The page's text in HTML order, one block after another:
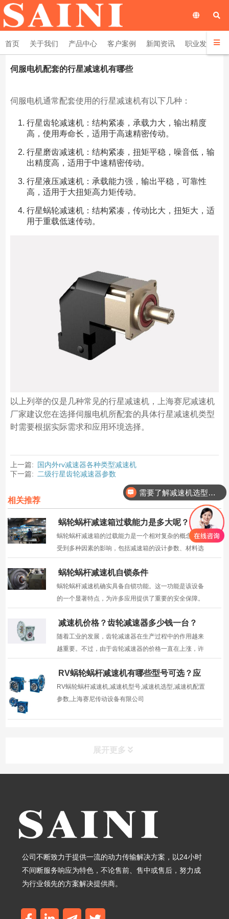
首页 关于我们 产品中心 客户案例 新闻资讯 职业发展
伺服电机配套的行星减速机有哪些
伺服电机通常配套使用的行星减速机有以下几种：
行星齿轮减速机：结构紧凑，承载力大，输出精度
高，使用寿命长，适用于高速精密传动。
行星磨齿减速机：结构紧凑，扭矩平稳，噪音低，输
出精度高，适用于中速精密传动。
行星液压减速机：承载能力强，输出平稳，可靠性
高，适用于大扭矩高力矩传动。
行星蜗轮减速机：结构紧凑，传动比大，扭矩大，适
用于重载低速传动。
以上列举的仅是几种常见的行星减速机，上海赛尼减速机
厂家建议您在选择伺服电机所配套的具体行星减速机类型
时需要根据实际需求和应用环境选择。
上一篇:
国内外rv减速器各种类型减速机
下一篇:
二级行星齿轮减速器参数
相关推荐
蜗轮蜗杆减速箱过载能力是多大呢？
蜗轮蜗杆减速箱的过载能力是一个相对复杂的概念，它
受到多种因素的影响，包括减速箱的设计参数、材料选
给出一个固定的过载能力数值。
蜗轮蜗杆减速机自锁条件
蜗轮蜗杆减速机确实具备自锁功能。这一功能是该设备
的一个显著特点，为许多应用提供了重要的安全保障。
减速机价格？齿轮减速器多少钱一台？
随着工业的发展，齿轮减速器在生产过程中的作用越来
越重要。不过，由于齿轮减速器的价格一直在上涨，许
价格 1.1.减速机价格减速机的价格是根据它的质量和功
能来决定的。一般来说，质量越好的减速机越贵。 ...
RV蜗轮蜗杆减速机有哪些型号可选？应
用行业有哪些？
RV蜗轮蜗杆减速机,减速机型号,减速机选型,减速机配置
参数,上海赛尼传动设备有限公司
展开更多
首页
关于我们
公司不断致力于提供一流的动力传输解决方案，以24小时
不间断服务响应为特色，不论售前、售中或售后，努力成
为行业领先的方案解决提供商。